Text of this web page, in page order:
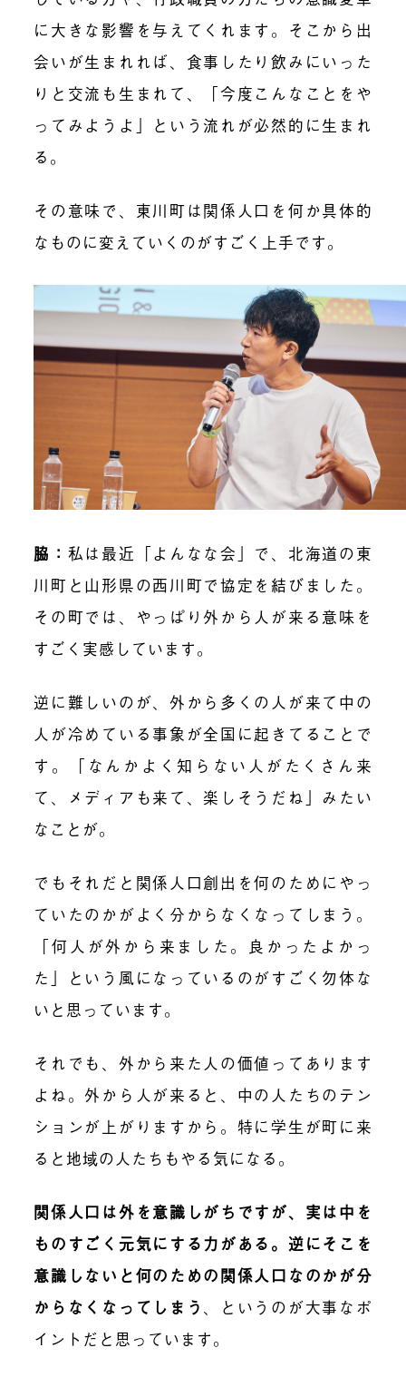
に大きな影響を与えてくれます。そこから出
会いが生まれれば、食事したり飲みにいった
りと交流も生まれて、「今度こんなことをや
ってみようよ」という流れが必然的に生まれ
る。
その意味で、東川町は関係人口を何か具体的
なものに変えていくのがすごく上手です。
脇： 私は最近「よんなな会」で、北海道の東
川町と山形県の西川町で協定を結びました。
その町では、やっぱり外から人が来る意味を
すごく実感しています。
逆に難しいのが、外から多くの人が来て中の
人が冷めている事象が全国に起きてることで
す。「なんかよく知らない人がたくさん来
て、メディアも来て、楽しそうだね」みたい
なことが。
でもそれだと関係人口創出を何のためにやっ
ていたのかがよく分からなくなってしまう。
「何人が外から来ました。良かったよかっ
た」という風になっているのがすごく勿体な
いと思っています。
それでも、外から来た人の価値ってあります
よね。外から人が来ると、中の人たちのテン
ションが上がりますから。特に学生が町に来
ると地域の人たちもやる気になる。
関係人口は外を意識しがちですが、実は中を
ものすごく元気にする力がある。逆にそこを
意識しないと何のための関係人口なのかが分
からなくなってしまう 、というのが大事なポ
イントだと思っています。